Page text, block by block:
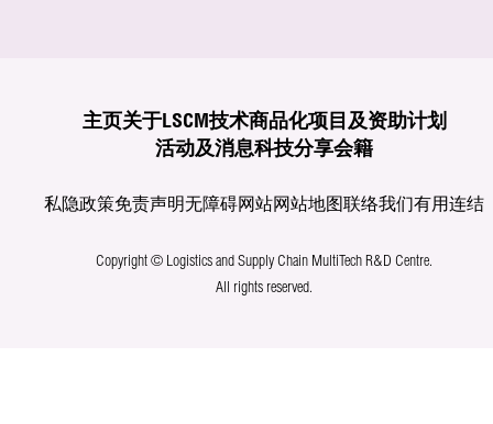
主页关于LSCM技术商品化项目及资助计划
活动及消息科技分享会籍
私隐政策免责声明无障碍网站网站地图联络我们有用连结
Copyright © Logistics and Supply Chain MultiTech R&D Centre.
All rights reserved.